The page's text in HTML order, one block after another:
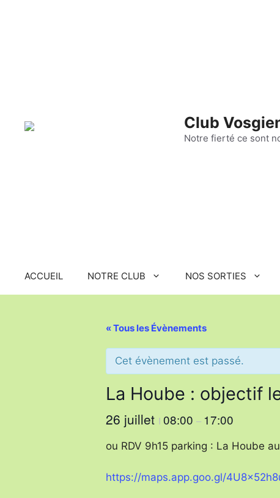
Club
Notre fierté ce sont
ACCUEIL NOTRE CLUB NOS SORTIES
« Tous les Évènements
Cet évènement est passé.
La Hoube : objectif
26 juillet I 08:00 – 17:00
ou RDV 9h15 parking : La Hoube
https://maps.app.goo.gl/